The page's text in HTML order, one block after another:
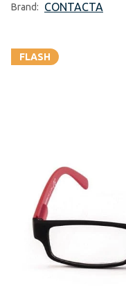
Brand: CONTACTA
FLASH